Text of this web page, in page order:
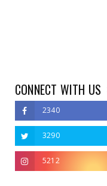
CONNECT WITH US
2340
3290
5212